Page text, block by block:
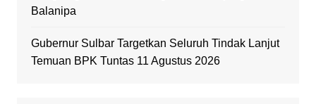
Balanipa
Gubernur Sulbar Targetkan Seluruh Tindak Lanjut
Temuan BPK Tuntas 11 Agustus 2026